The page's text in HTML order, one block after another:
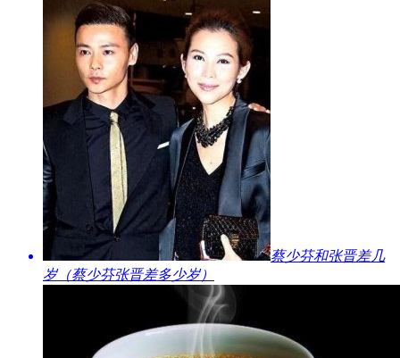
​蔡少芬和张晋差几
岁（蔡少芬张晋差多少岁）